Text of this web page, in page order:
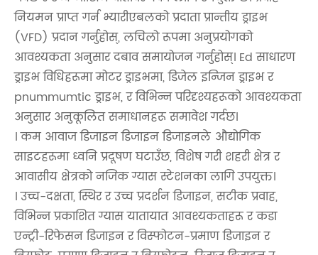
नियमन प्राप्त गर्न भ्यारीएबलको प्रदाता प्रान्तीय ड्राइभ
(VFD) प्रदान गर्नुहोस्, लचिलो रूपमा अनुप्रयोगको
आवश्यकता अनुसार दबाव समायोजन गर्नुहोस्। Ed साधारण
ड्राइभ विधिहरूमा मोटर ड्राइभमा, डिजेल इन्जिन ड्राइभ र
pnummumtic ड्राइभ, र विभिन्न परिदृश्यहरूको आवश्यकता
अनुसार अनुकूलित समाधानहरू समावेश गर्दछ।
। कम आवाज डिजाइन डिजाइन डिजाइनले औद्योगिक
साइटहरूमा ध्वनि प्रदूषण घटाउँछ, विशेष गरी शहरी क्षेत्र र
आवासीय क्षेत्रको नजिक ग्यास स्टेशनका लागि उपयुक्त।
। उच्च-दक्षता, स्थिर र उच्च प्रदर्शन डिजाइन, सटीक प्रवाह,
विभिन्न प्रकाशित ग्यास यातायात आवश्यकताहरू र कडा
एन्ट्री-रिफेसन डिजाइन र विस्फोटन-प्रमाण डिजाइन र